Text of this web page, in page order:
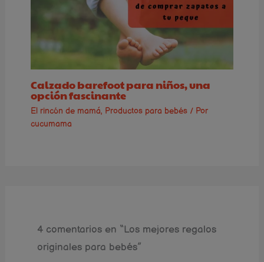
Calzado barefoot para niños, una
opción fascinante
El rincón de mamá, Productos para bebés/ Por
cucumama
4 comentarios en “Los mejores regalos
originales para bebés”